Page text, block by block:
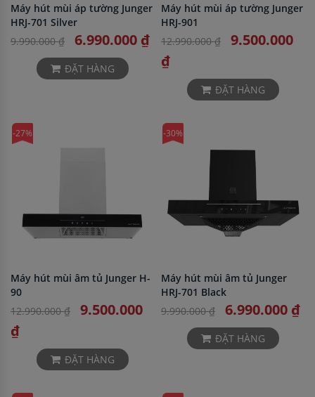
Máy hút mùi áp tường Junger
HRJ-701 Silver
9.990.000 ₫
6.990.000 ₫
ĐẶT HÀNG
Máy hút mùi áp tường Junger
HRJ-901
12.990.000 ₫
9.500.000
₫
ĐẶT HÀNG
-27%
Máy hút mùi âm tủ Junger H-
90
12.990.000 ₫
9.500.000
₫
ĐẶT HÀNG
-30%
Máy hút mùi âm tủ Junger
HRJ-701 Black
9.990.000 ₫
6.990.000 ₫
ĐẶT HÀNG